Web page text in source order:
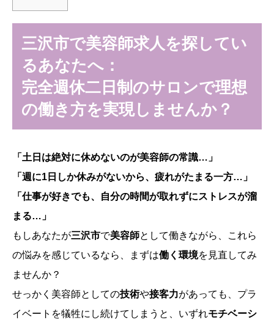
三沢市で美容師求人を探してい
るあなたへ：
完全週休二日制のサロンで理想
の働き方を実現しませんか？
「土日は絶対に休めないのが美容師の常識…」
「週に1日しか休みがないから、疲れがたまる一方…」
「仕事が好きでも、自分の時間が取れずにストレスが溜
まる…」
もしあなたが三沢市で美容師として働きながら、これら
の悩みを感じているなら、まずは働く環境を見直してみ
ませんか？
せっかく美容師としての技術や接客力があっても、プラ
イベートを犠牲にし続けてしまうと、いずれモチベーシ